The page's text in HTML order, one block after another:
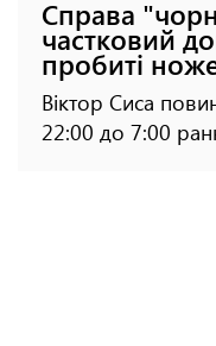
Справа
частковий
пробиті
Віктор Сиса
22:00 до 7:00